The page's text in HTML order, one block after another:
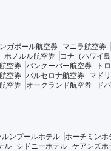
ガポール航空券 マニラ航空券
ホノルル航空券
コナ（ハワイ
空券 バンクーバー航空券
ト
空券 バルセロナ航空券
マド
空券 オークランド航空券 ド
ルンプールホテル ホーチミンホ
ル シドニーホテル ケアンズホ